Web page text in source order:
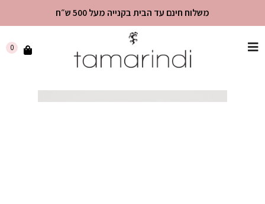
שִׂים
משלוח חינם עד הבית בקנייה מעל 500 ש״ח
0